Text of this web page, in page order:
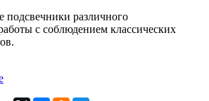
различного
с соблюдением классических